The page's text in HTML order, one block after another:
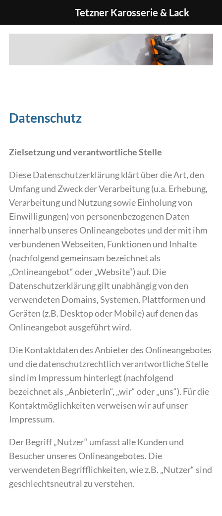
Datenschutz
Zielsetzung und verantwortliche Stelle
Diese Datenschutzerklärung klärt über die Art, den
Umfang und Zweck der Verarbeitung (u.a. Erhebung,
Verarbeitung und Nutzung sowie Einholung von
Einwilligungen) von personenbezogenen Daten
innerhalb unseres Onlineangebotes und der mit ihm
verbundenen Webseiten, Funktionen und Inhalte
(nachfolgend gemeinsam bezeichnet als
„Onlineangebot“ oder „Website“) auf. Die
Datenschutzerklärung gilt unabhängig von den
verwendeten Domains, Systemen, Plattformen und
Geräten (z.B. Desktop oder Mobile) auf denen das
Onlineangebot ausgeführt wird.
Die Kontaktdaten des Anbieter des Onlineangebotes
und die datenschutzrechtlich verantwortliche Stelle
sind im Impressum hinterlegt (nachfolgend
bezeichnet als „AnbieterIn“, „wir“ oder „uns“). Für die
Kontaktmöglichkeiten verweisen wir auf unser
Impressum.
Der Begriff „Nutzer“ umfasst alle Kunden und
Besucher unseres Onlineangebotes. Die
verwendeten Begrifflichkeiten, wie z.B. „Nutzer“ sind
geschlechtsneutral zu verstehen.
Tetzner Karosserie & Lack